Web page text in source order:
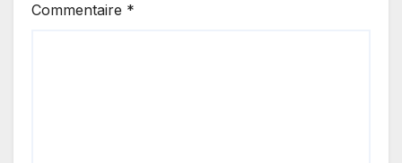
Commentaire *